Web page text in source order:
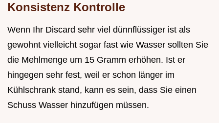
Konsistenz Kontrolle
Wenn Ihr Discard sehr viel dünnflüssiger ist als
gewohnt vielleicht sogar fast wie Wasser sollten Sie
die Mehlmenge um 15 Gramm erhöhen. Ist er
hingegen sehr fest, weil er schon länger im
Kühlschrank stand, kann es sein, dass Sie einen
Schuss Wasser hinzufügen müssen.